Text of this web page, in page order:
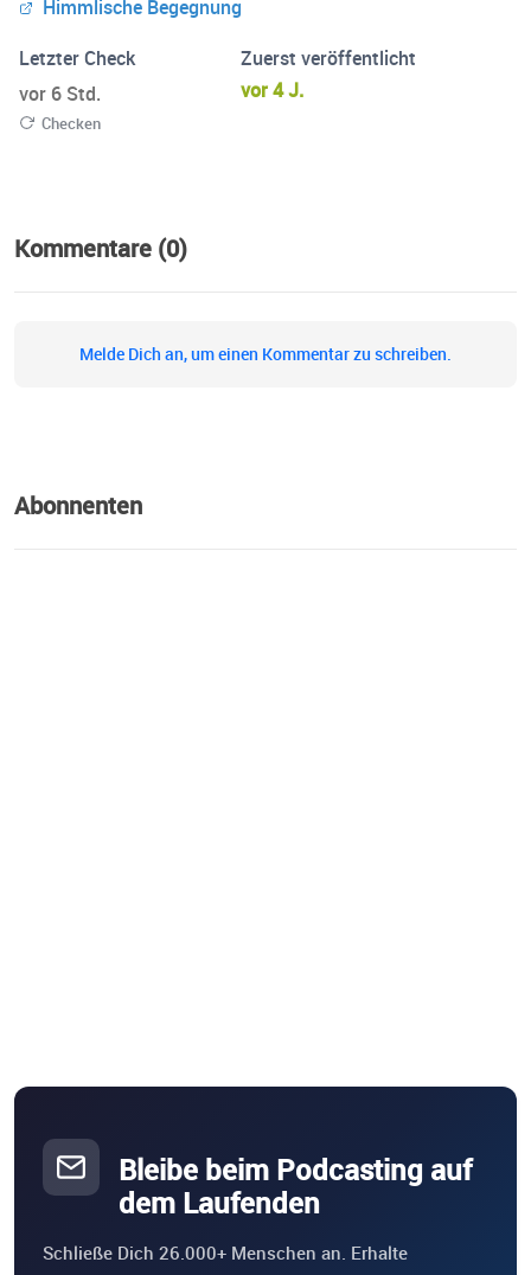
Himmlische Begegnung
Letzter Check
vor 6 Std.
Checken
Zuerst veröffentlicht
vor 4 J.
Kommentare (0)
Melde Dich an, um einen Kommentar zu schreiben.
Abonnenten
Bleibe beim Podcasting auf
dem Laufenden
Schließe Dich 26.000+ Menschen an. Erhalte